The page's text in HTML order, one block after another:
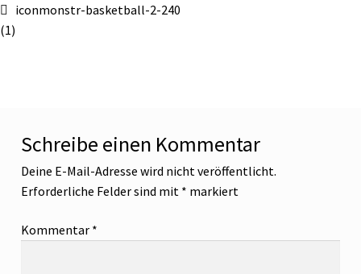
iconmonstr-basketball-2-240
(1)
Schreibe einen Kommentar
Deine E-Mail-Adresse wird nicht veröffentlicht.
Erforderliche Felder sind mit * markiert
Kommentar *